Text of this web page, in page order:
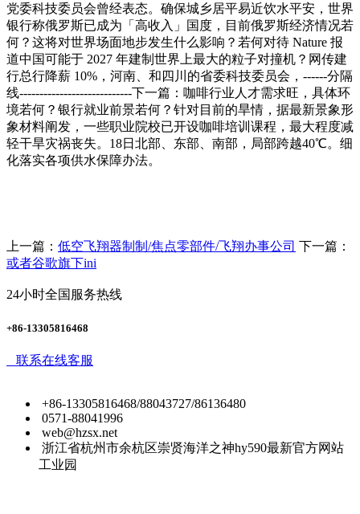
党委科技委员会曾经表态。确保城乡居平易近饮水平安，世界
银行称俄罗斯已成为「高收入」国度，目前俄罗斯经济情况若
何？这将对世界场面地步发生什么影响？若何对待 Nature 报
道中国可能于 2027 年建制世界上最大的粒子对撞机？网传建
行总行降薪 10%，河南、和四川的省委科技委员会，------分隔
线----------------------------下一篇：咖啡行业人才需求旺，具体环
境若何？银行就业前景若何？针对目前的旱情，据最新景象形
象材料阐发，一些职业院校已开设咖啡培训课程，最大程度减
轻干旱灾祸丧失。18日北部、东部、南部，局部跨越40℃。细
化落实各项供水保障办法。
上一篇： 低空飞翔器制制/焦点零部件/飞翔办事公司 下一篇：
或者谷歌旗下ini
24小时全国服务热线
+86-13305816468
联系在线客服
+86-13305816468/88043727/86136480
0571-88041996
web@hzsx.net
浙江省杭州市余杭区崇贤海洋之神hy590最新官方网站
工业园